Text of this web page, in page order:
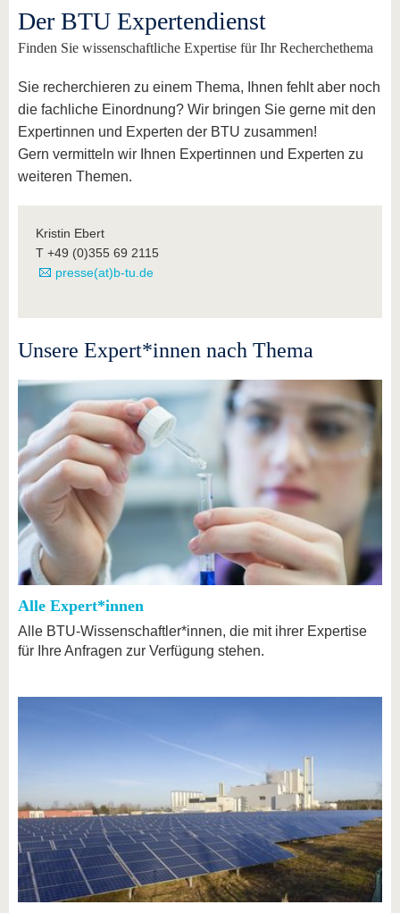
Der BTU Expertendienst
Finden Sie wissenschaftliche Expertise für Ihr Recherchethema
Sie recherchieren zu einem Thema, Ihnen fehlt aber noch
die fachliche Einordnung? Wir bringen Sie gerne mit den
Expertinnen und Experten der BTU zusammen!
Gern vermitteln wir Ihnen Expertinnen und Experten zu
weiteren Themen.
Kristin Ebert
T +49 (0)355 69 2115
presse(at)b-tu.de
Unsere Expert*innen nach Thema
Alle Expert*innen
Alle BTU-Wissenschaftler*innen, die mit ihrer Expertise
für Ihre Anfragen zur Verfügung stehen.